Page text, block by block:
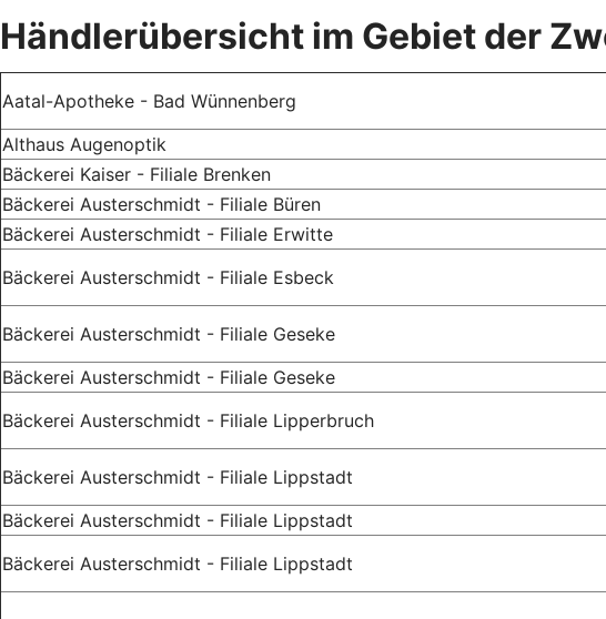
Händlerübersicht im Gebiet der
Aatal-Apotheke - Bad Wünnenberg
Althaus Augenoptik
Bäckerei Kaiser - Filiale Brenken
Bäckerei Austerschmidt - Filiale Büren
Bäckerei Austerschmidt - Filiale Erwitte
Bäckerei Austerschmidt - Filiale Esbeck
Bäckerei Austerschmidt - Filiale Geseke
Bäckerei Austerschmidt - Filiale Geseke
Bäckerei Austerschmidt - Filiale Lipperbruch
Bäckerei Austerschmidt - Filiale Lippstadt
Bäckerei Austerschmidt - Filiale Lippstadt
Bäckerei Austerschmidt - Filiale Lippstadt